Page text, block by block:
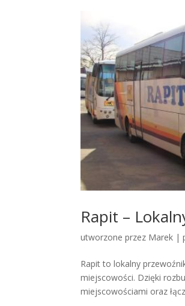
Rapit –
utworzone przez Marek |
Rapit to lokalny
miejscowości. Dzięki
miejscowościami oraz